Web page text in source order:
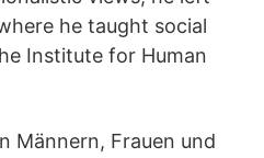
he taught social
Institute for Human
Männern, Frauen und